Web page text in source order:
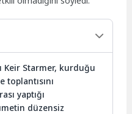
Keir Starmer, kurduğu
yaptığı
düzensiz